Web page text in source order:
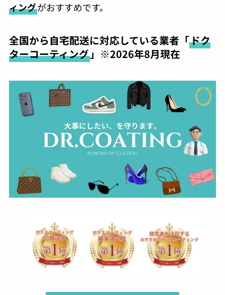
ィングがおすすめです。
全国から自宅配送に対応している業者「ドク
ターコーティング」※2026年8月現在